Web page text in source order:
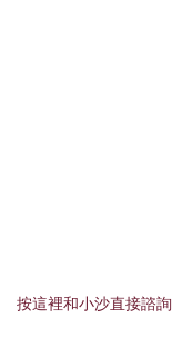
按這裡和小沙直接諮詢